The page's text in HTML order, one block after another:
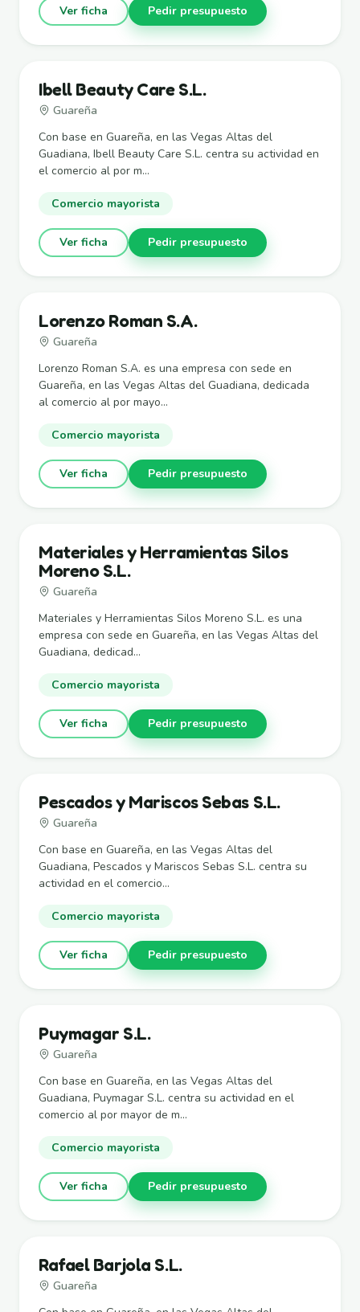
Ver ficha Pedir presupuesto
Ibell Beauty Care S.L.
Guareña
Con base en Guareña, en las Vegas Altas del
Guadiana, Ibell Beauty Care S.L. centra su actividad en
el comercio al por m...
Comercio mayorista
Ver ficha Pedir presupuesto
Lorenzo Roman S.A.
Guareña
Lorenzo Roman S.A. es una empresa con sede en
Guareña, en las Vegas Altas del Guadiana, dedicada
al comercio al por mayo...
Comercio mayorista
Ver ficha Pedir presupuesto
Materiales y Herramientas Silos
Moreno S.L.
Guareña
Materiales y Herramientas Silos Moreno S.L. es una
empresa con sede en Guareña, en las Vegas Altas del
Guadiana, dedicad...
Comercio mayorista
Ver ficha Pedir presupuesto
Pescados y Mariscos Sebas S.L.
Guareña
Con base en Guareña, en las Vegas Altas del
Guadiana, Pescados y Mariscos Sebas S.L. centra su
actividad en el comercio...
Comercio mayorista
Ver ficha Pedir presupuesto
Puymagar S.L.
Guareña
Con base en Guareña, en las Vegas Altas del
Guadiana, Puymagar S.L. centra su actividad en el
comercio al por mayor de m...
Comercio mayorista
Ver ficha Pedir presupuesto
Rafael Barjola S.L.
Guareña